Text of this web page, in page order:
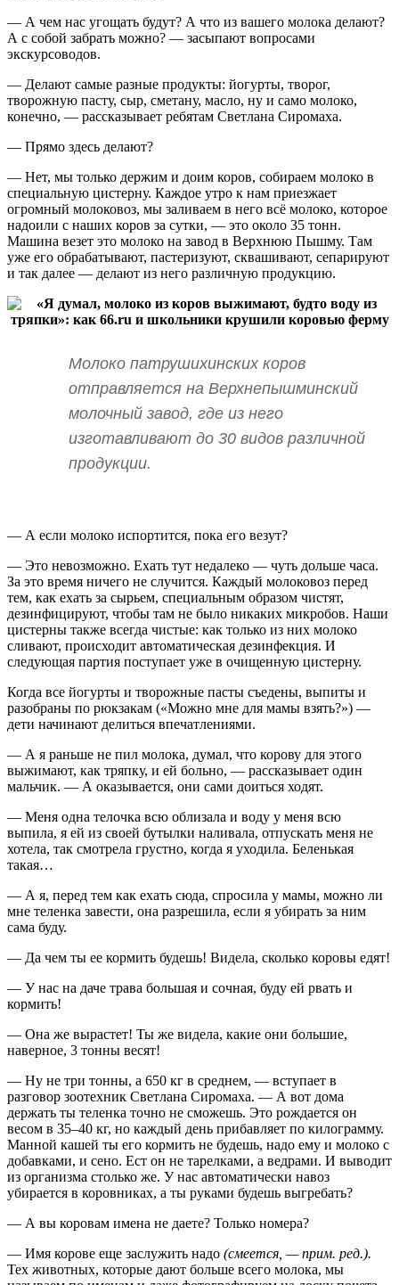
— А чем нас угощать будут? А что из вашего молока делают?
А с собой забрать можно? — засыпают вопросами
экскурсоводов.
— Делают самые разные продукты: йогурты, творог,
творожную пасту, сыр, сметану, масло, ну и само молоко,
конечно, — рассказывает ребятам Светлана Сиромаха.
— Прямо здесь делают?
— Нет, мы только держим и доим коров, собираем молоко в
специальную цистерну. Каждое утро к нам приезжает
огромный молоковоз, мы заливаем в него всё молоко, которое
надоили с наших коров за сутки, — это около 35 тонн.
Машина везет это молоко на завод в Верхнюю Пышму. Там
уже его обрабатывают, пастеризуют, сквашивают, сепарируют
и так далее — делают из него различную продукцию.
Молоко патрушихинских коров
отправляется на Верхнепышминский
молочный завод, где из него
изготавливают до 30 видов различной
продукции.
— А если молоко испортится, пока его везут?
— Это невозможно. Ехать тут недалеко — чуть дольше часа.
За это время ничего не случится. Каждый молоковоз перед
тем, как ехать за сырьем, специальным образом чистят,
дезинфицируют, чтобы там не было никаких микробов. Наши
цистерны также всегда чистые: как только из них молоко
сливают, происходит автоматическая дезинфекция. И
следующая партия поступает уже в очищенную цистерну.
Когда все йогурты и творожные пасты съедены, выпиты и
разобраны по рюкзакам («Можно мне для мамы взять?») —
дети начинают делиться впечатлениями.
— А я раньше не пил молока, думал, что корову для этого
выжимают, как тряпку, и ей больно, — рассказывает один
мальчик. — А оказывается, они сами доиться ходят.
— Меня одна телочка всю облизала и воду у меня всю
выпила, я ей из своей бутылки наливала, отпускать меня не
хотела, так смотрела грустно, когда я уходила. Беленькая
такая…
— А я, перед тем как ехать сюда, спросила у мамы, можно ли
мне теленка завести, она разрешила, если я убирать за ним
сама буду.
— Да чем ты ее кормить будешь! Видела, сколько коровы едят!
— У нас на даче трава большая и сочная, буду ей рвать и
кормить!
— Она же вырастет! Ты же видела, какие они большие,
наверное, 3 тонны весят!
— Ну не три тонны, а 650 кг в среднем, — вступает в
разговор зоотехник Светлана Сиромаха. — А вот дома
держать ты теленка точно не сможешь. Это рождается он
весом в 35–40 кг, но каждый день прибавляет по килограмму.
Манной кашей ты его кормить не будешь, надо ему и молоко с
добавками, и сено. Ест он не тарелками, а ведрами. И выводит
из организма столько же. У нас автоматически навоз
убирается в коровниках, а ты руками будешь выгребать?
— А вы коровам имена не даете? Только номера?
— Имя корове еще заслужить надо (смеется, — прим. ред.).
Тех животных, которые дают больше всего молока, мы